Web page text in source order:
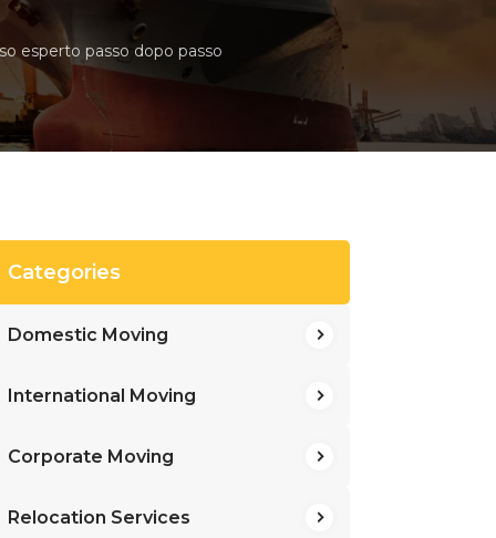
esperto passo dopo passo
Categories
Domestic Moving
International Moving
Corporate Moving
Relocation Services